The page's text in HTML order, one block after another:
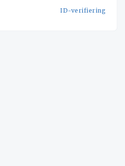
revisionsspår. Detta white
ID-verifiering